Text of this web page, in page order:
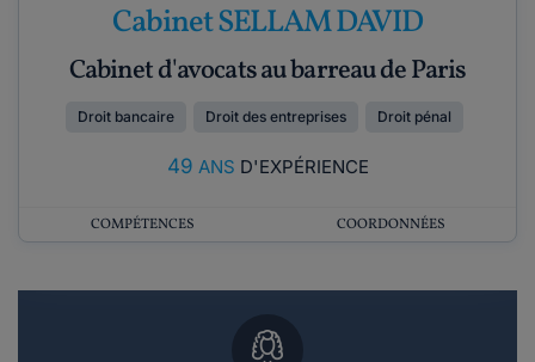
Cabinet SELLAM DAVID
Cabinet d'avocats au barreau de Paris
Droit bancaire Droit des entreprises Droit pénal
49 ANS D'EXPÉRIENCE
COMPÉTENCES COORDONNÉES